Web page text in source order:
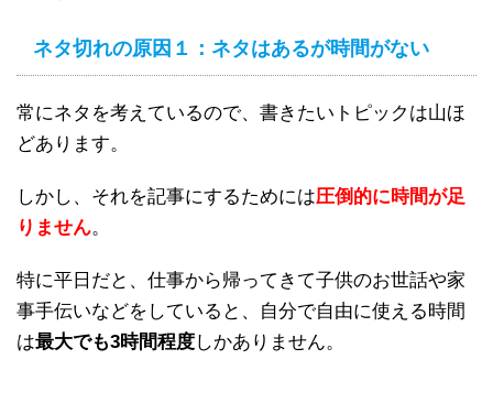
ネタ切れの原因１：ネタはあるが時間がない
常にネタを考えているので、書きたいトピックは山ほ
どあります。
しかし、それを記事にするためには圧倒的に時間が足
りません。
特に平日だと、仕事から帰ってきて子供のお世話や家
事手伝いなどをしていると、自分で自由に使える時間
は最大でも3時間程度しかありません。